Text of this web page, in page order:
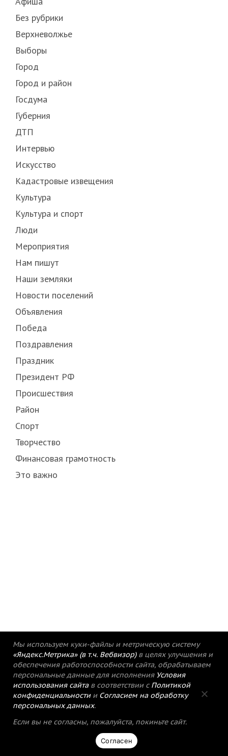
Без рубрики
Верхневолжье
Выборы
Город
Город и район
Госдума
Губерния
ДТП
Интервью
Искусство
Кадастровые извещения
Культура
Культура и спорт
Люди
Мероприятия
Нам пишут
Наши земляки
Новости поселений
Объявления
Победа
Поздравления
Праздник
Президент РФ
Происшествия
Район
Спорт
Творчество
Финансовая грамотность
Это важно
Мы используем куки-файлы и метрическую систему
«Яндекс.Метрика» (в т.ч. Вебвизор) в целях улучшения и
обеспечения работоспособности сайта, обрабатываем
персональные данные для исполнения Условия
использования сайтав соответствии с Политикой
конфиденциальностии Согласием на обработку
персональных данных.
Если вы не согласны, пожалуйста, покиньте сайт.
Согласен